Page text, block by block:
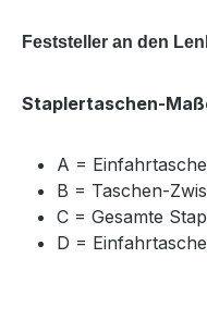
Feststeller an den
Staplertaschen-
A =
B = Taschen-
C = Gesamte
D =